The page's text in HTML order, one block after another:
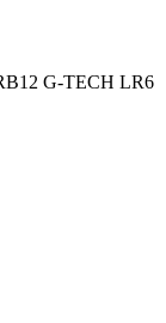
G-TECH LR6